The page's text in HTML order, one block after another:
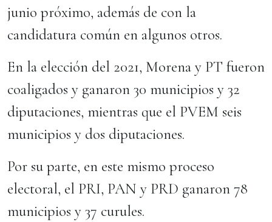
junio próximo, además de con la
candidatura común en algunos otros.
En la elección del 2021, Morena y PT fueron
coaligados y ganaron 30 municipios y 32
diputaciones, mientras que el PVEM seis
municipios y dos diputaciones.
Por su parte, en este mismo proceso
electoral, el PRI, PAN y PRD ganaron 78
municipios y 37 curules.